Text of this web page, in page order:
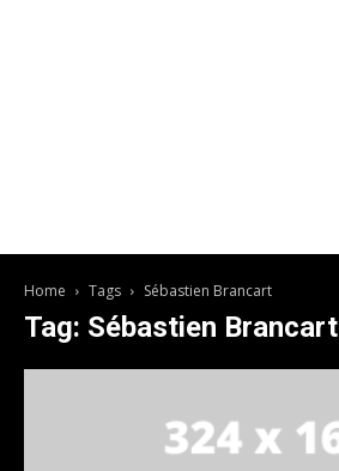
Home Tags Sébastien Brancart
Tag: Sébastien Brancart